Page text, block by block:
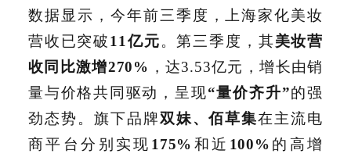
数据显示，今年前三季度，上海家化美妆
营收已突破11亿元。第三季度，其美妆营
收同比激增270% ，达3.53亿元，增长由销
量与价格共同驱动，呈现“量价齐升”的强
劲态势。旗下品牌双妹、佰草集在主流电
商平台分别实现 175% 和近 100% 的高增